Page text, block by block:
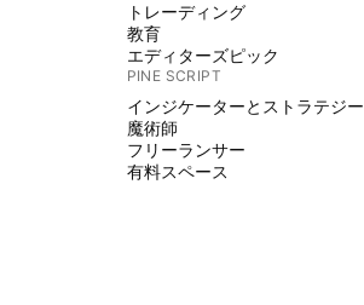
トレーディング
教育
エディターズピック
PINE SCRIPT
インジケーターとストラテジー
魔術師
フリーランサー
有料スペース